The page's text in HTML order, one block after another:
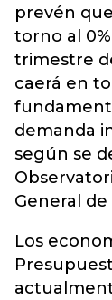
prevén
torno al
trimestre
caerá en
demanda
según se
General
Los